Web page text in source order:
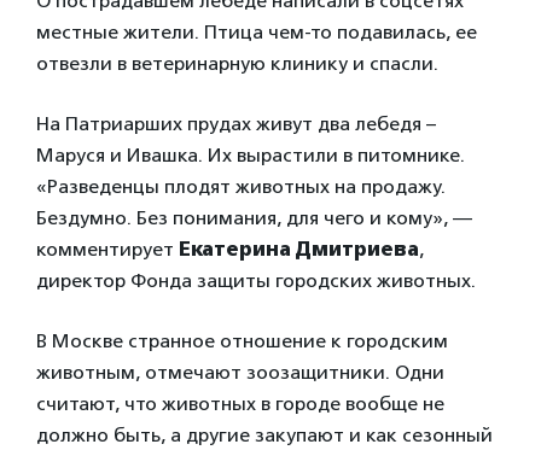
местные жители. Птица чем-то подавилась, ее
отвезли в ветеринарную клинику и спасли.
На Патриарших прудах живут два лебедя –
Маруся и Ивашка. Их вырастили в питомнике.
«Разведенцы плодят животных на продажу.
Бездумно. Без понимания, для чего и кому», —
комментирует Екатерина Дмитриева,
директор Фонда защиты городских животных.
В Москве странное отношение к городским
животным, отмечают зоозащитники. Одни
считают, что животных в городе вообще не
должно быть, а другие закупают и как сезонный